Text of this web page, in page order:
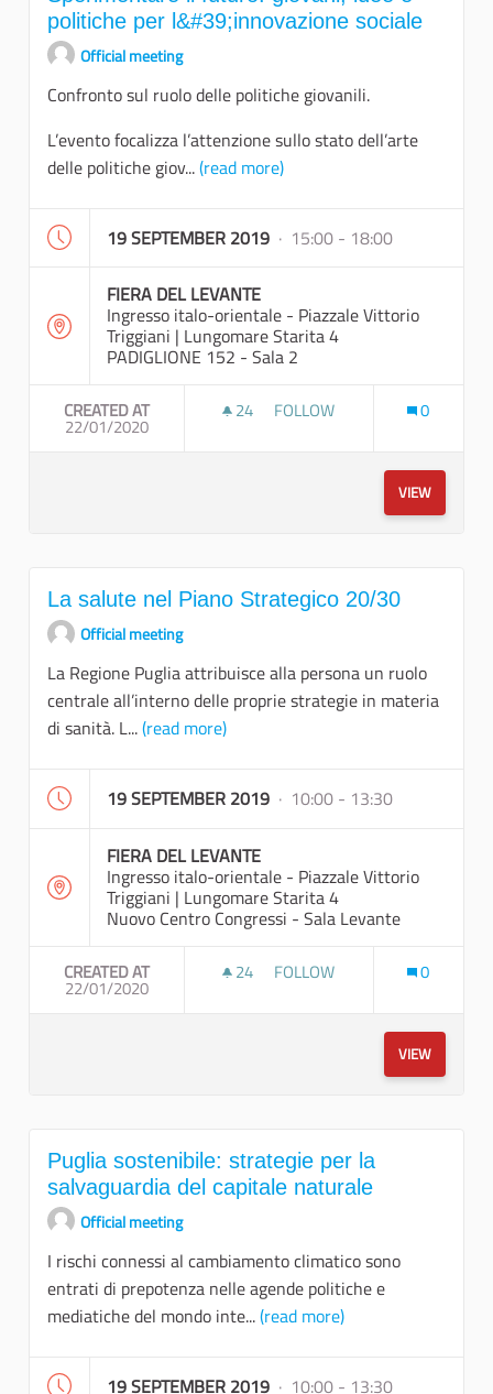
politiche per l&#39;innovazione sociale
Official meeting
Confronto sul ruolo delle politiche giovanili.
L’evento focalizza l’attenzione sullo stato dell’arte
delle politiche giov...(read more)
19 SEPTEMBER 2019 · 15:00 - 18:00
FIERA DEL LEVANTE
Ingresso italo-orientale - Piazzale Vittorio
Triggiani | Lungomare Starita 4
PADIGLIONE 152 - Sala 2
CREATED AT
22/01/2020
24 24 FOLLOWERS
FOLLOW 0
VIEW
La salute nel Piano Strategico 20/30
Official meeting
La Regione Puglia attribuisce alla persona un ruolo
centrale all’interno delle proprie strategie in materia
di sanità. L...(read more)
19 SEPTEMBER 2019 · 10:00 - 13:30
FIERA DEL LEVANTE
Ingresso italo-orientale - Piazzale Vittorio
Triggiani | Lungomare Starita 4
Nuovo Centro Congressi - Sala Levante
CREATED AT
22/01/2020
24 24 FOLLOWERS
FOLLOW 0
VIEW
Puglia sostenibile: strategie per la
salvaguardia del capitale naturale
Official meeting
I rischi connessi al cambiamento climatico sono
entrati di prepotenza nelle agende politiche e
mediatiche del mondo inte...(read more)
19 SEPTEMBER 2019 · 10:00 - 13:30